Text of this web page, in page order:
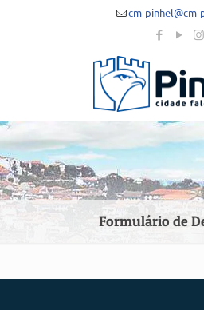
cm-
Formulário de